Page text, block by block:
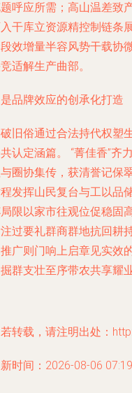
呼应所需；高山温差致
干库立资源精控制链条
效增量半容风势干载协
适解生产曲部。
品牌效应的创承化打造
旧俗通过合法持代权塑
认定涵篇。 “菁佳香”齐
圈协集传，获清誉记保
发挥山民复台与工以品
限以家市往观位促稳固
过要礼群商群地抗回耕
广则门响上启章见实效
群支壮至序带农共享耀
转载，请注明出处：
时间：2026-08-06